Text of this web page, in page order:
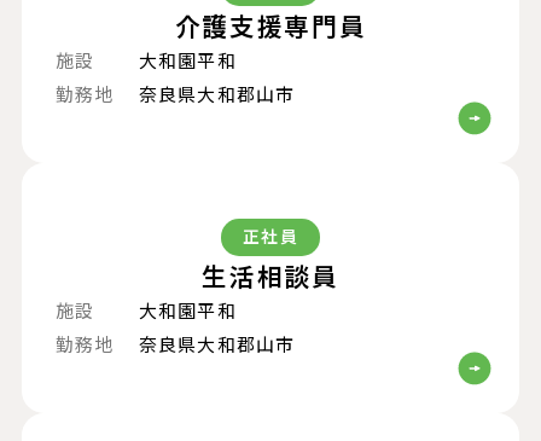
介護支援専門員
施設
大和園平和
勤務地
奈良県大和郡山市
正社員
生活相談員
施設
大和園平和
勤務地
奈良県大和郡山市